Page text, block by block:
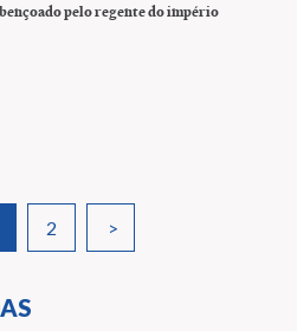
pelo regente do império
2 >